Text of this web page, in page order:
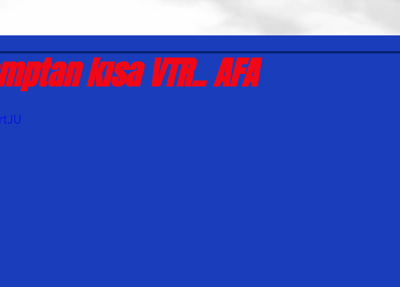
kısa VTR.. AFA